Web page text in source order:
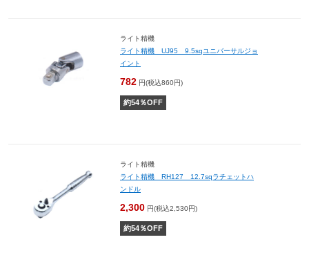
ライト精機
ライト精機 UJ95 9.5sqユニバーサルジョ
イント
782 円(税込860円)
約54％OFF
ライト精機
ライト精機 RH127 12.7sqラチェットハ
ンドル
2,300 円(税込2,530円)
約54％OFF